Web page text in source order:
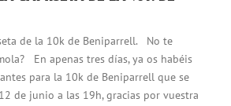
de la 10k de Beniparrell. No te
En apenas tres días, ya os habéis
para la 10k de Beniparrell que se
de junio a las 19h, gracias por vuestra